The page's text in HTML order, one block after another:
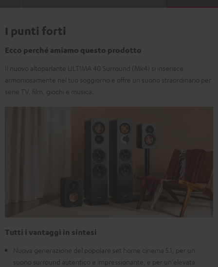
I punti forti
Ecco perché amiamo questo prodotto
Il nuovo altoparlante ULTIMA 40 Surround (Mk4) si inserisce
armoniosamente nel tuo soggiorno e offre un suono straordinario per
serie TV, film, giochi e musica.
Tutti i vantaggi in sintesi
Nuova generazione del popolare set home cinema 5.1, per un
suono surround autentico e impressionante, e per un'elevata